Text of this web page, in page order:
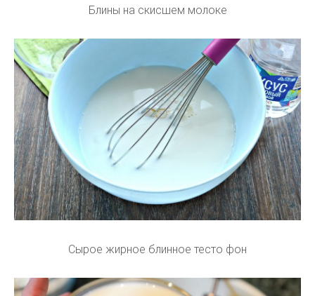
Блины на скисшем молоке
Сырое жирное блинное тесто фон